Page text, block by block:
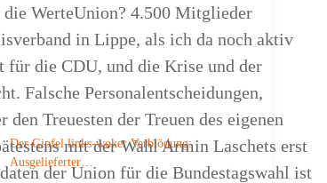
Der Gipfel links-woker Verblödung:
Ausgelieferter…
die WerteUnion? 4.500 Mitglieder
in Lippe, als ich da noch aktiv
für die CDU, und die Krise und der
Falsche Personalentscheidungen,
Treuesten der Treuen des eigenen
mit der Wahl Armin Laschets erst
der Union für die Bundestagswahl ist